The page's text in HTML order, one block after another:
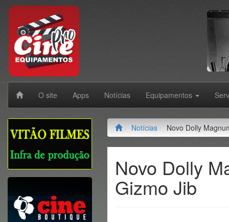
O site Apps Notícias Equipamentos
Notícias Novo Dolly
Novo Dolly
Gizmo Jib